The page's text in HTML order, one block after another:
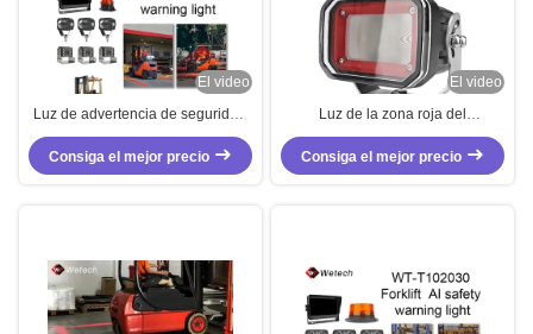
El video
Luz de advertencia de seguridad
de IA para montacargas 10V - 80V
Luz de zona roja para
montacargas 10W Roja
Consiga el mejor precio
El video
Luz de la zona roja del
montacargas 60W 10V - 80V Luz
de la zona de seguridad de la
grúa
Consiga el mejor precio